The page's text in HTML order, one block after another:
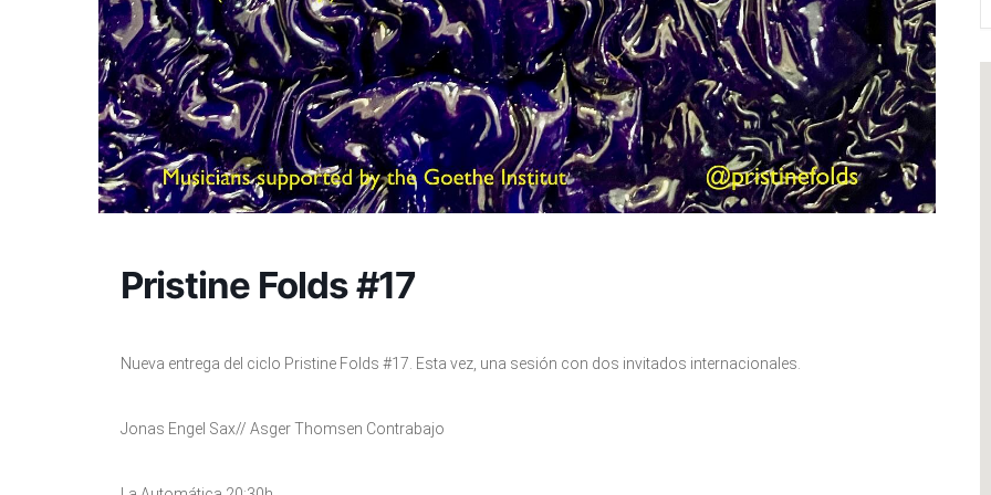
Pristine Folds #17
Nueva entrega del ciclo Pristine Folds #17. Esta vez, una sesión con dos invitados internacionales.
Jonas Engel Sax// Asger Thomsen Contrabajo